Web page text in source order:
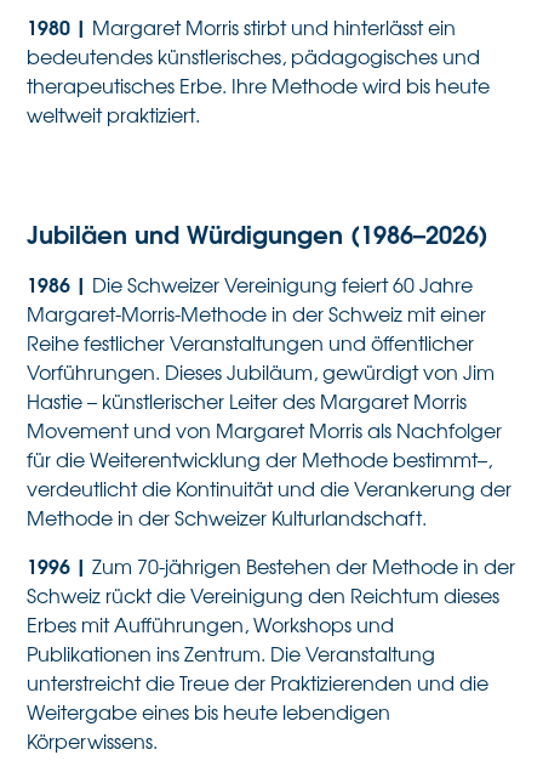
1980 | Margaret Morris stirbt und hinterlässt ein
bedeutendes künstlerisches, pädagogisches und
therapeutisches Erbe. Ihre Methode wird bis heute
weltweit praktiziert.
Jubiläen und Würdigungen (1986–2026)
1986 | Die Schweizer Vereinigung feiert 60 Jahre
Margaret-Morris-Methode in der Schweiz mit einer
Reihe festlicher Veranstaltungen und öffentlicher
Vorführungen. Dieses Jubiläum, gewürdigt von Jim
Hastie – künstlerischer Leiter des Margaret Morris
Movement und von Margaret Morris als Nachfolger
für die Weiterentwicklung der Methode bestimmt–,
verdeutlicht die Kontinuität und die Verankerung der
Methode in der Schweizer Kulturlandschaft.
1996 |Zum 70-jährigen Bestehen der Methode in der
Schweiz rückt die Vereinigung den Reichtum dieses
Erbes mit Aufführungen, Workshops und
Publikationen ins Zentrum. Die Veranstaltung
unterstreicht die Treue der Praktizierenden und die
Weitergabe eines bis heute lebendigen
Körperwissens.